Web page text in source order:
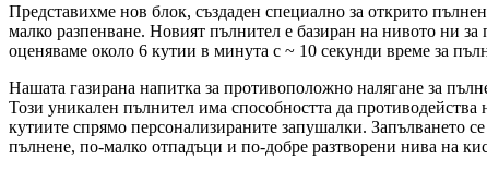
Представихме нов блок, създаден специално за открито
малко разпенване. Новият пълнител е базиран на нивото ни
оценяваме около 6 кутии в минута с ~ 10 секунди време за
Нашата газирана напитка за противоположно налягане за
Този уникален пълнител има способността да противодейства
кутиите спрямо персонализираните запушалки. Запълването
пълнене, по-малко отпадъци и по-добре разтворени нива на